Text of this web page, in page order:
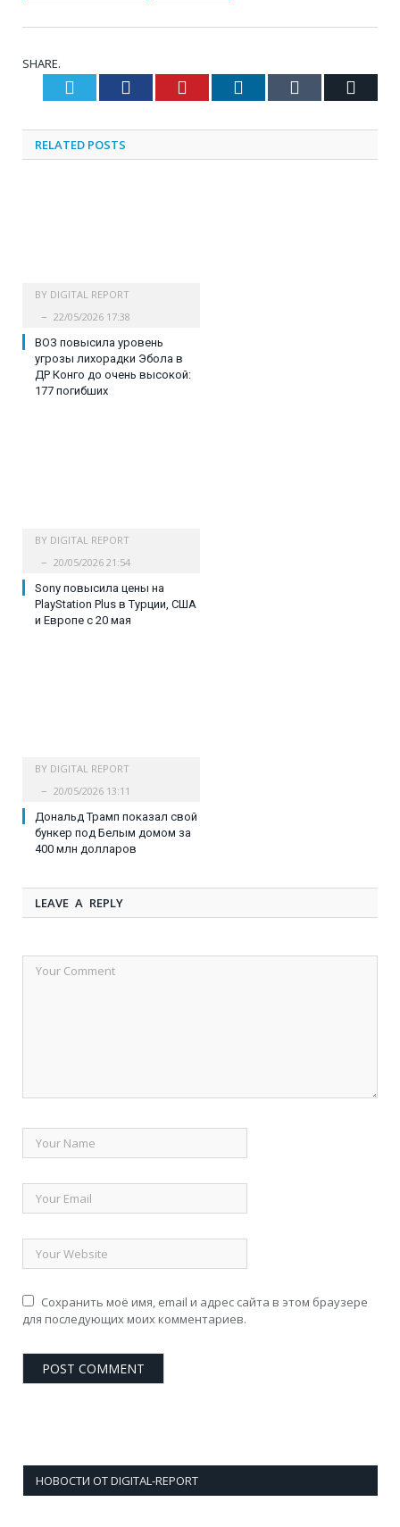
SHARE.
Twitter Facebook Pinterest LinkedIn Tumblr
RELATED POSTS
BY DIGITAL REPORT
22/05/2026 17:38
ВОЗ повысила уровень
угрозы лихорадки Эбола в
ДР Конго до очень высокой:
177 погибших
BY DIGITAL REPORT
20/05/2026 21:54
Sony повысила цены на
PlayStation Plus в Турции, США
и Европе с 20 мая
BY DIGITAL REPORT
20/05/2026 13:11
Дональд Трамп показал свой
бункер под Белым домом за
400 млн долларов
LEAVE A REPLY
Сохранить моё имя, email и адрес сайта в этом браузере
для последующих моих комментариев.
НОВОСТИ ОТ DIGITAL-REPORT